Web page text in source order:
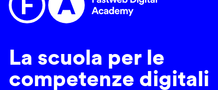
La scuola per le
competenze digitali